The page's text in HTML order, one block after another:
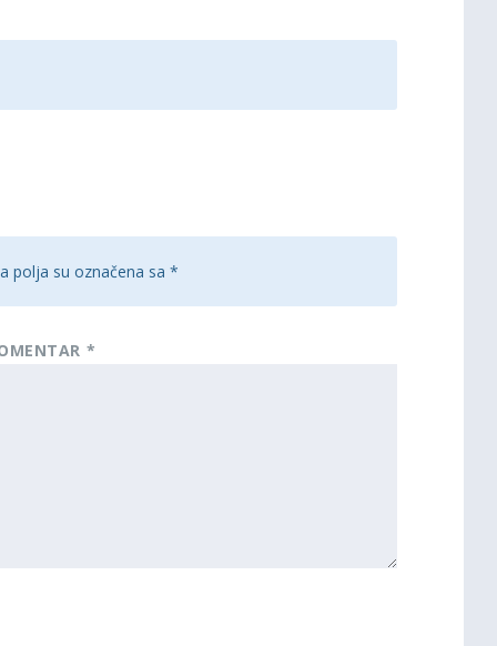
polja su označena sa *
*